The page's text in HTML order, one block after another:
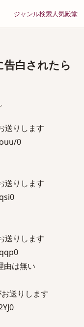
ジャンル検索人気殿堂
白されたら
送りします
0
送りします
送りします
由は無い
送りします